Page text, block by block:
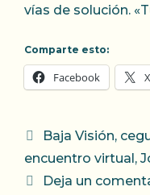
vías de solución.
Comparte esto:
Facebook X
Categorías
Baja Visión,
encuentro virtual ,
Deja un